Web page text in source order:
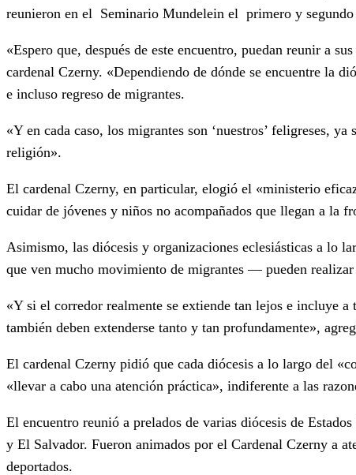
reunieron en el Seminario Mundelein el primero y
«Espero que, después de este encuentro, puedan reunir a
cardenal Czerny. «Dependiendo de dónde se encuentre la
e incluso regreso de migrantes.
«Y en cada caso, los migrantes son ‘nuestros’ feligreses,
religión».
El cardenal Czerny, en particular, elogió el «ministerio
cuidar de jóvenes y niños no acompañados que llegan a la
Asimismo, las diócesis y organizaciones eclesiásticas a lo
que ven mucho movimiento de migrantes — pueden
«Y si el corredor realmente se extiende tan lejos e incluye
también deben extenderse tanto y tan profundamente»,
El cardenal Czerny pidió que cada diócesis a lo largo del
«llevar a cabo una atención práctica», indiferente a las
El encuentro reunió a prelados de varias diócesis de
y El Salvador. Fueron animados por el Cardenal Czerny a
deportados.